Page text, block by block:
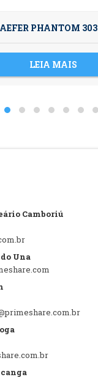
PHANTOM 303
LEIA MAIS
Camboriú
Una